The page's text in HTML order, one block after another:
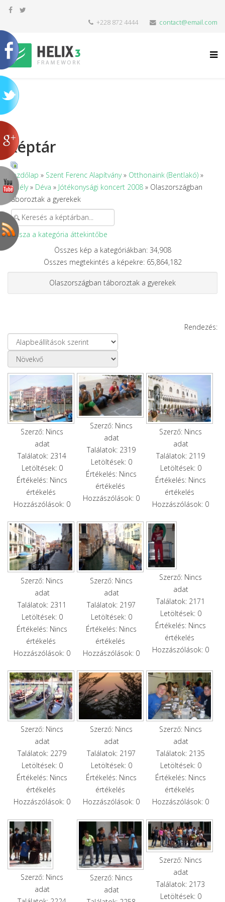
+228 872 4444 contact@email.com
Képtár
Kezdőlap » Szent Ferenc Alapítvány» Otthonaink (Bentlakó) »
Erdély» Déva » Jótékonysági koncert 2008 » Olaszországban
táboroztak a gyerekek
Vissza a kategória áttekintőbe
Összes kép a kategóriákban: 34,908
Összes megtekintés a képekre: 65,864,182
Olaszországban táboroztak a gyerekek
Rendezés:
Szerző: Nincs
adat
Találatok: 2314
Letöltések: 0
Értékelés: Nincs
értékelés
Hozzászólások: 0
Szerző: Nincs
adat
Találatok: 2319
Letöltések: 0
Értékelés: Nincs
értékelés
Hozzászólások: 0
Szerző: Nincs
adat
Találatok: 2119
Letöltések: 0
Értékelés: Nincs
értékelés
Hozzászólások: 0
Szerző: Nincs
adat
Találatok: 2311
Letöltések: 0
Értékelés: Nincs
értékelés
Hozzászólások: 0
Szerző: Nincs
adat
Találatok: 2197
Letöltések: 0
Értékelés: Nincs
értékelés
Hozzászólások: 0
Szerző: Nincs
adat
Találatok: 2171
Letöltések: 0
Értékelés: Nincs
értékelés
Hozzászólások: 0
Szerző: Nincs
adat
Találatok: 2279
Letöltések: 0
Értékelés: Nincs
értékelés
Hozzászólások: 0
Szerző: Nincs
adat
Találatok: 2197
Letöltések: 0
Értékelés: Nincs
értékelés
Hozzászólások: 0
Szerző: Nincs
adat
Találatok: 2135
Letöltések: 0
Értékelés: Nincs
értékelés
Hozzászólások: 0
Szerző: Nincs
adat
Szerző: Nincs
adat
Szerző: Nincs
adat
Találatok: 2173
Letöltések: 0